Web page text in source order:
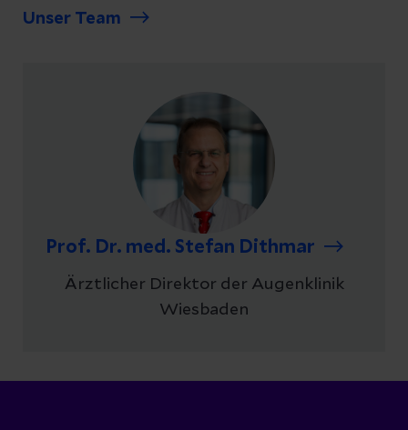
Unser Team
Prof. Dr. med. Stefan Dithmar
Ärztlicher Direktor der Augenklinik
Wiesbaden